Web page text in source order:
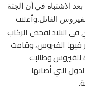
الاشتباه في أن الجثة
القاتل.وأعلنت
في البلاد لفحص الركاب
فيها الفيروس، وقامت
للفيروس وطالبت
التي أصابها